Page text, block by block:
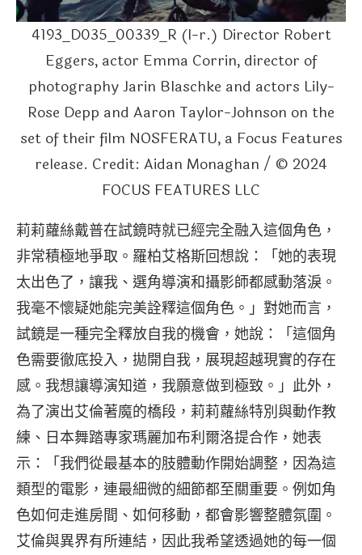
4193_D035_00339_R (l-r.) Director Robert
Eggers, actor Emma Corrin, director of
photography Jarin Blaschke and actors Lily-
Rose Depp and Aaron Taylor-Johnson on the
set of their film NOSFERATU, a Focus Features
release. Credit: Aidan Monaghan / © 2024
FOCUS FEATURES LLC
莉莉蘿絲戴普在試鏡時就已經完全融入這個角色，
非常積極地爭取。羅柏艾格斯回想說：「她的表現
太出色了，讓我、選角導演和攝影師都感動落淚。
我毫不懷疑她能完美詮釋這個角色。」對她而言，
試鏡是一種完全釋放自我的機會，她說：「這個角
色需要徹底投入，拋開自我，展現超越現實的存在
感。我想讓導演知道，我願意做到極致。」此外，
為了演出艾倫著魔的橋段，莉莉蘿絲特別與動作教
練、日本舞踏專家瑪麗加布利爾洛提合作，她表
示：「我們從最基本的肢體動作開始調整，因為這
類型的電影，連最細微的細節都至關重要。例如角
色如何走進房間、如何移動，都會影響整體氛圍。
艾倫與異界有所連結，因此我希望透過她的每一個